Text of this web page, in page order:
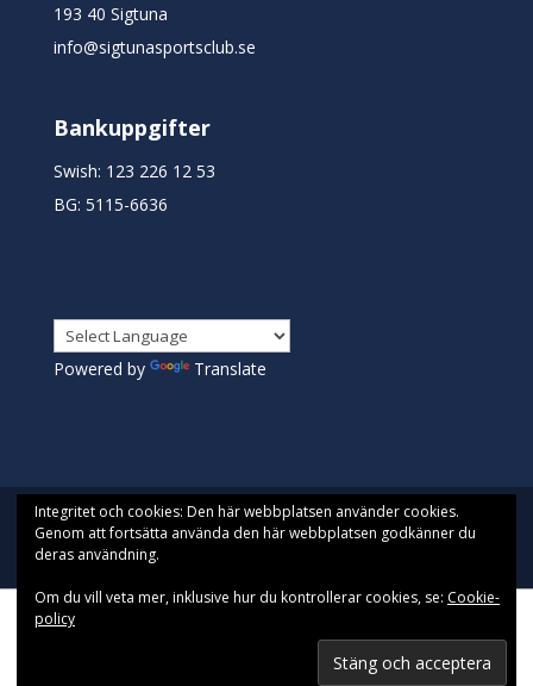
193 40 Sigtuna
info@sigtunasportsclub.se
Bankuppgifter
Swish: 123 226 12 53
BG: 5115-6636
Powered by Translate
Designad av
Integritet och cookies: Den här webbplatsen använder cookies.
Genom att fortsätta använda den här webbplatsen godkänner du
deras användning.
Om du vill veta mer, inklusive hur du kontrollerar cookies, se: Cookie-
policy